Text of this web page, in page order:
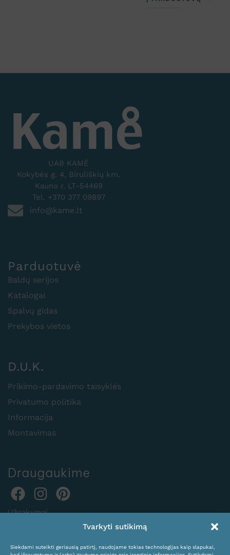
Tvarkyti sutikimą
Siekdami suteikti geriausią patirtį, naudojame tokias technologijas kaip slapukai,
UAB KAMĖ
Kokybės g. 4, Biruliškių km.
Kauno r. LT-54469
Tel. +370 377 09897
info@kame.lt
Parduotuvė
Baldų serijos
Katalogai
Spalvų gidas
Prekybos vietos
D.U.K.
Prikimo-pardavimo taisyklės
Privatumo politika
Informacija
Montavimas
Draugaukime
Užsakymai
expocentras@kame.lt